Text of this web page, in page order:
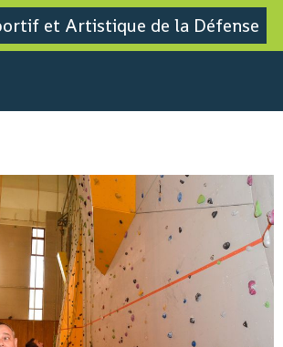
et Artistique de la Défense